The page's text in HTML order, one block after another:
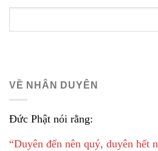
VỀ NHÂN DUYÊN
Đức Phật nói rằng:
“Duyên đến nên quý, duyên hết